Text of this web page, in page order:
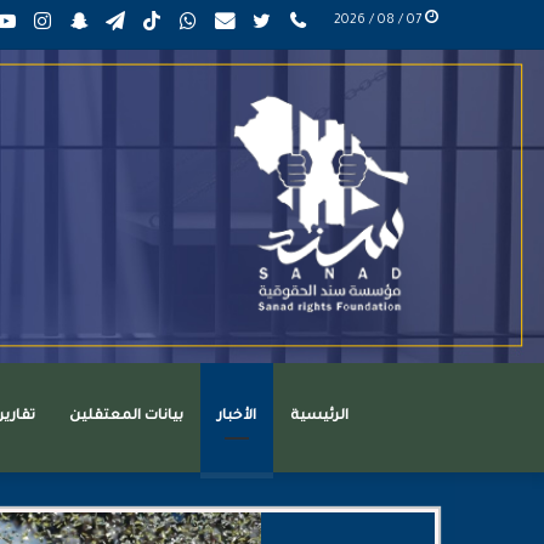
سناب
تشات
تيلقرامTikTokواتساب mail تويتر
عربي
phone
الرئيسية الأخبار بيانات المعتقلين